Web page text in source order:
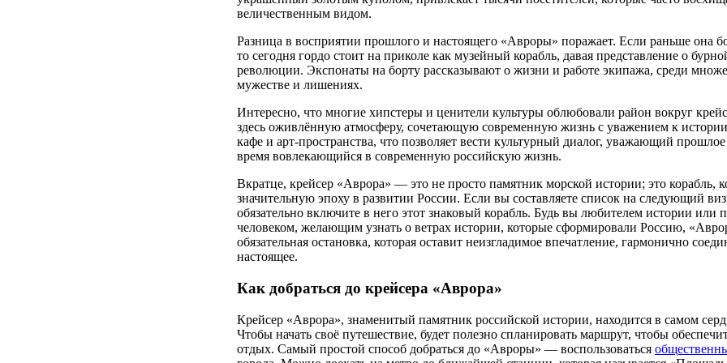
величественным видом.
Разница в восприятии прошлого и настоящего «Авроры» поражает. Если раньше она
то сегодня гордо стоит на приколе как музейный корабль, давая представление о
революции. Экспонаты на борту рассказывают о жизни и работе экипажа, среди
мужестве и лишениях.
Интересно, что многие хипстеры и ценители культуры облюбовали район вокруг
здесь оживлённую атмосферу, сочетающую современную жизнь с уважением к
кафе и арт-пространства, что позволяет вести культурный диалог, уважающий
время вовлекающийся в современную российскую жизнь.
Вкратце, крейсер «Аврора» — это не просто памятник морской истории; это корабль,
значительную эпоху в развитии России. Если вы составляете список на следующий
обязательно включите в него этот знаковый корабль. Будь вы любителем истории
человеком, желающим узнать о ветрах истории, которые сформировали Россию,
обязательная остановка, которая оставит неизгладимое впечатление, гармонично
настоящее.
Как добраться до крейсера «Аврора»
Крейсер «Аврора», знаменитый памятник российской истории, находится в самом
Чтобы начать своё путешествие, будет полезно спланировать маршрут, чтобы
отдых. Самый простой способ добраться до «Авроры» — воспользоваться